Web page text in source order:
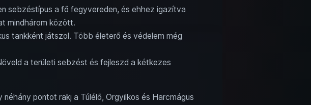
sebzéstípus a fő fegyvereden, és ehhez igazítva
mindhárom között.
tankként játszol. Több életerő és védelem még
a területi sebzést és fejleszd a kétkezes
pontot rakj a Túlélő, Orgyilkos és Harcmágus